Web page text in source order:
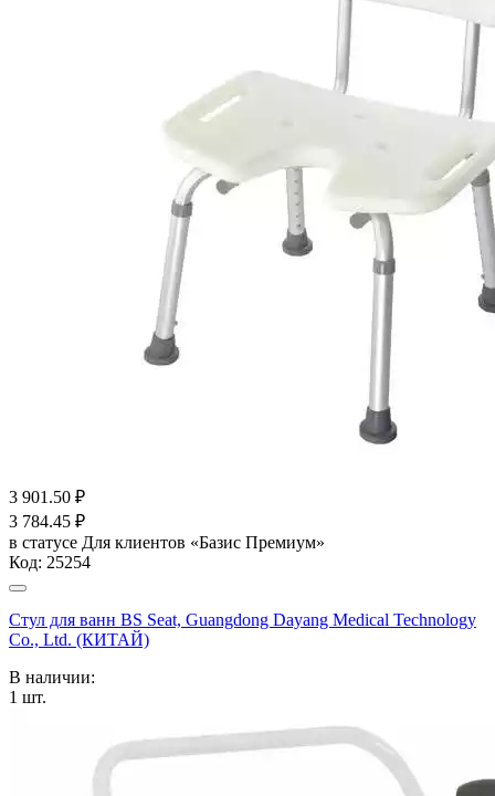
3 901.50 ₽
3 784.45 ₽
в статусе Для клиентов «Базис Премиум»
Код: 25254
Стул для ванн BS Seat, Guangdong Dayang Medical Technology
Co., Ltd. (КИТАЙ)
В наличии:
1 шт.